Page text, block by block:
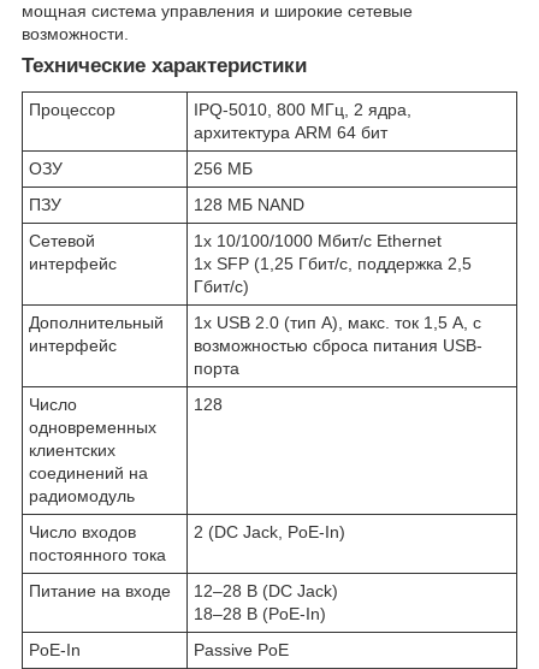
мощная система управления и широкие сетевые
возможности.
Технические характеристики
Процессор
IPQ-5010, 800 МГц, 2 ядра,
архитектура ARM 64 бит
ОЗУ
256 МБ
ПЗУ
128 МБ NAND
Сетевой
интерфейс
1х 10/100/1000 Мбит/с Ethernet
1х SFP (1,25 Гбит/с, поддержка 2,5
Гбит/с)
Дополнительный
интерфейс
1х USB 2.0 (тип A), макс. ток 1,5 A, с
возможностью сброса питания USB-
порта
Число
одновременных
клиентских
соединений на
радиомодуль
128
Число входов
постоянного тока
2 (DC Jack, PoE-In)
Питание на входе
12–28 В (DC Jack)
18–28 В (PoE-In)
PoE-In
Passive PoE